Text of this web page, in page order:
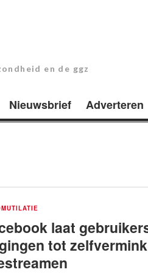
en de ggz
Nieuwsbrief Adverteren
laat
tot